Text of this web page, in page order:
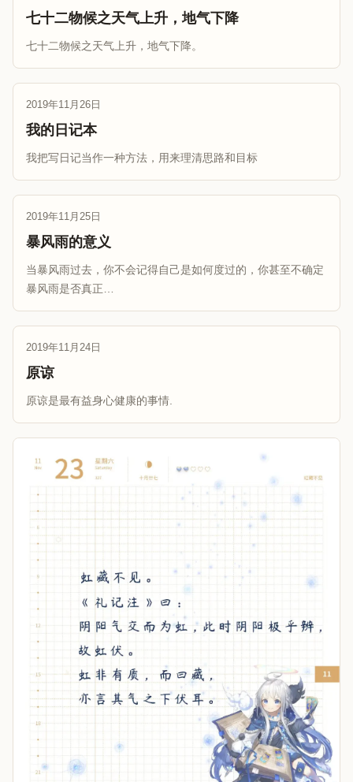
七十二物候之天气上升，地气下降
七十二物候之天气上升，地气下降。
2019年11月26日
我的日记本
我把写日记当作一种方法，用来理清思路和目标
2019年11月25日
暴风雨的意义
当暴风雨过去，你不会记得自己是如何度过的，你甚至不确定
暴风雨是否真正…
2019年11月24日
原谅
原谅是最有益身心健康的事情.